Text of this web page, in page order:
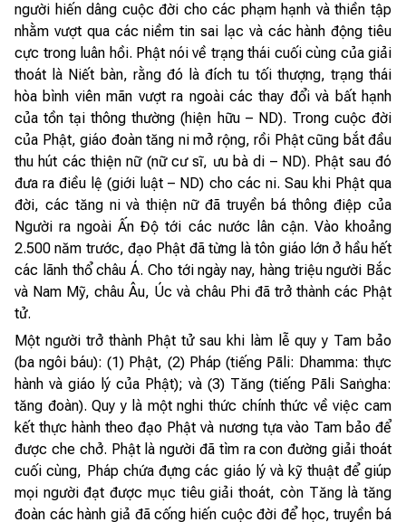
người hiến dâng cuộc đời cho các phạm hạnh và thiền tập
nhằm vượt qua các niềm tin sai lạc và các hành động tiêu
cực trong luân hồi. Phật nói về trạng thái cuối cùng của giải
thoát là Niết bàn, rằng đó là đích tu tối thượng, trạng thái
hòa bình viên mãn vượt ra ngoài các thay đổi và bất hạnh
của tồn tại thông thường (hiện hữu – ND). Trong cuộc đời
của Phật, giáo đoàn tăng ni mở rộng, rồi Phật cũng bắt đầu
thu hút các thiện nữ (nữ cư sĩ, ưu bà di – ND). Phật sau đó
đưa ra điều lệ (giới luật – ND) cho các ni. Sau khi Phật qua
đời, các tăng ni và thiện nữ đã truyền bá thông điệp của
Người ra ngoài Ấn Độ tới các nước lân cận. Vào khoảng
2.500 năm trước, đạo Phật đã từng là tôn giáo lớn ở hầu hết
các lãnh thổ châu Á. Cho tới ngày nay, hàng triệu người Bắc
và Nam Mỹ, châu Âu, Úc và châu Phi đã trở thành các Phật
tử.
Một người trở thành Phật tử sau khi làm lễ quy y Tam bảo
(ba ngôi báu): (1) Phật, (2) Pháp (tiếng Pāli: Dhamma: thực
hành và giáo lý của Phật); và (3) Tăng (tiếng Pāli Saṅgha:
tăng đoàn). Quy y là một nghi thức chính thức về việc cam
kết thực hành theo đạo Phật và nương tựa vào Tam bảo để
được che chở. Phật là người đã tìm ra con đường giải thoát
cuối cùng, Pháp chứa đựng các giáo lý và kỹ thuật để giúp
mọi người đạt được mục tiêu giải thoát, còn Tăng là tăng
đoàn các hành giả đã cống hiến cuộc đời để học, truyền bá